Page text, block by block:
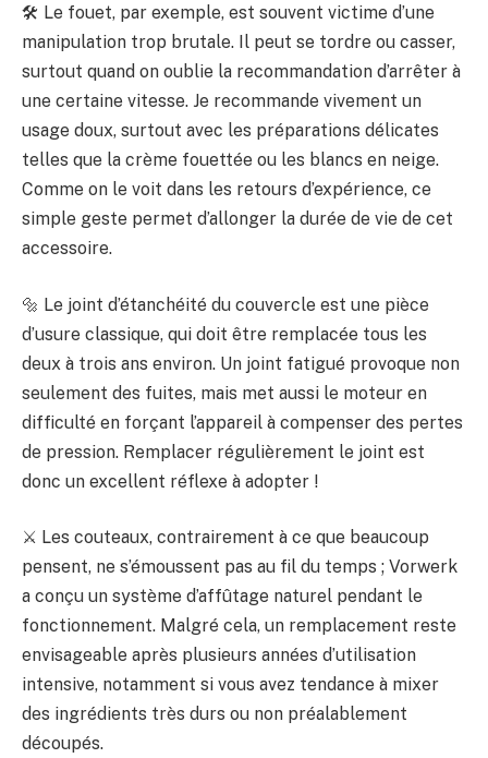
🛠 Le fouet, par exemple, est souvent victime d’une
manipulation trop brutale. Il peut se tordre ou casser,
surtout quand on oublie la recommandation d’arrêter à
une certaine vitesse. Je recommande vivement un
usage doux, surtout avec les préparations délicates
telles que la crème fouettée ou les blancs en neige.
Comme on le voit dans les retours d’expérience, ce
simple geste permet d’allonger la durée de vie de cet
accessoire.
🔩 Le joint d’étanchéité du couvercle est une pièce
d’usure classique, qui doit être remplacée tous les
deux à trois ans environ. Un joint fatigué provoque non
seulement des fuites, mais met aussi le moteur en
difficulté en forçant l’appareil à compenser des pertes
de pression. Remplacer régulièrement le joint est
donc un excellent réflexe à adopter !
⚔️ Les couteaux, contrairement à ce que beaucoup
pensent, ne s’émoussent pas au fil du temps ; Vorwerk
a conçu un système d’affûtage naturel pendant le
fonctionnement. Malgré cela, un remplacement reste
envisageable après plusieurs années d’utilisation
intensive, notamment si vous avez tendance à mixer
des ingrédients très durs ou non préalablement
découpés.